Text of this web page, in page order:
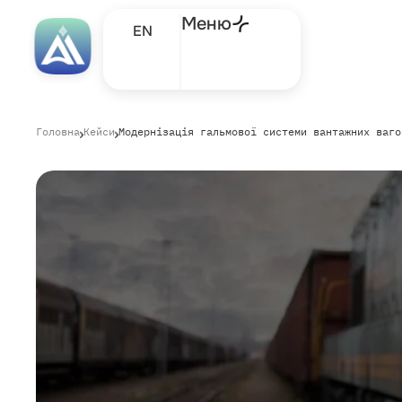
EN Меню
Головна Кейси Модернізація гальмової системи вантажних